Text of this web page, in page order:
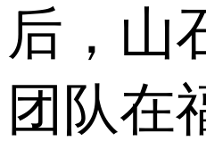
后，山
团队在